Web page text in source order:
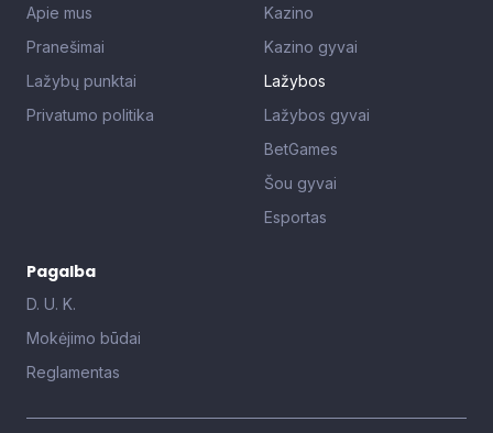
Apie mus
Pranešimai
Lažybų punktai
Privatumo politika
Kazino
Kazino gyvai
Lažybos
Lažybos gyvai
BetGames
Šou gyvai
Esportas
Pagalba
D. U. K.
Mokėjimo būdai
Reglamentas